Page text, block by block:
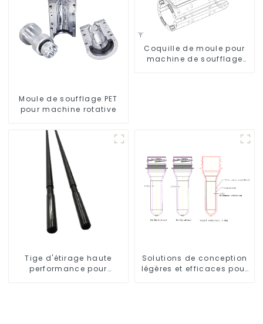
Moule de soufflage PET
pour machine rotative
Coquille de moule pour
machine de soufflage
Tige d'étirage haute
performance pour
Solutions de conception
légères et efficaces pour